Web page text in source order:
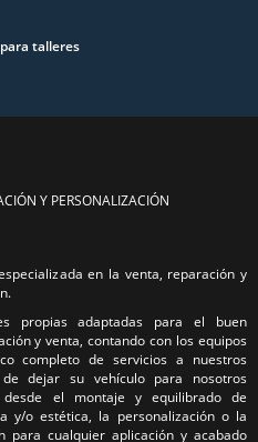
talleres
Y PERSONALIZACIÓN
en la venta, reparación y
propias adaptadas para el buen
y venta, contando con los equipos
completo de servicios a nuestros
dejar su vehículo para nosotros
el montaje y equilibrado de
y/o estética, la personalización o la
cualquier aplicación y acabado